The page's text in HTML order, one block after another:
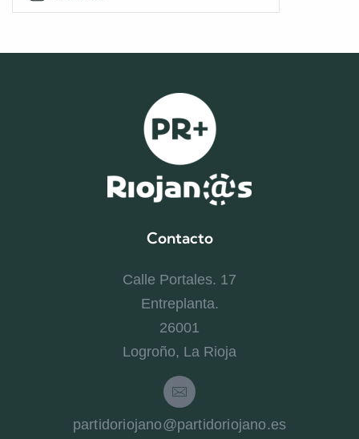
Contacto
Calle Portales. 17
Entreplanta.
26001
Logroño, La Rioja
partidoriojano@partidoriojano.es